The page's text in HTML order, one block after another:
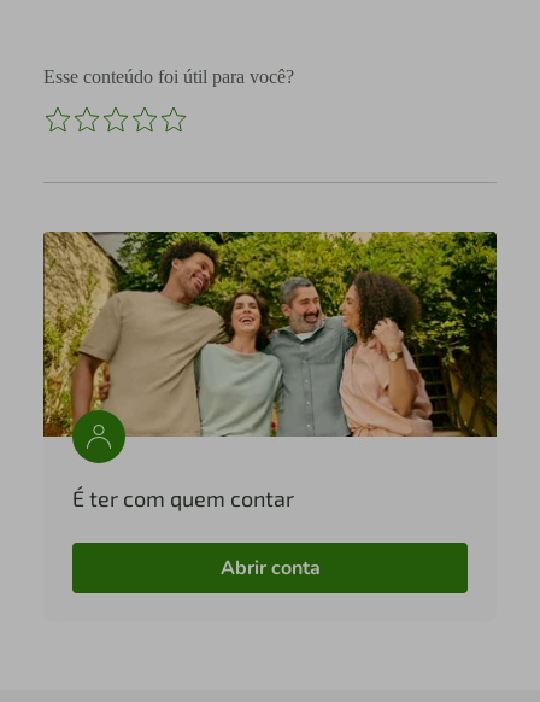
Esse conteúdo foi útil para você?
É ter com quem contar
Abrir conta